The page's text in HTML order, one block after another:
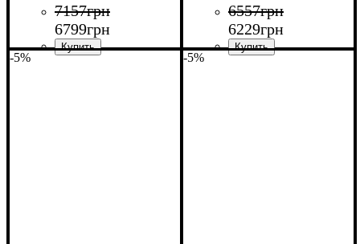
7157грн
6799грн
6557грн
6229грн
-5% -5%